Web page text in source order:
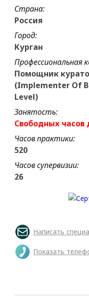
Страна:
Россия
Город:
Курган
Профессиональная
Помощник
(Implementer Of
Level)
Занятость:
Свободных часов
Часов практики:
520
Часов супервизии:
26
Написать
Показать